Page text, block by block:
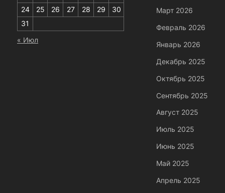
24
25 26 27 28 29
30
31
« Июл
Март 2026
Февраль 2026
Январь 2026
Декабрь 2025
Октябрь 2025
Сентябрь 2025
Август 2025
Июль 2025
Июнь 2025
Май 2025
Апрель 2025